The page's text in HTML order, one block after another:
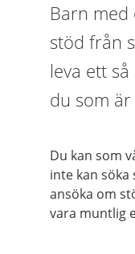
Barn
stöd från
leva ett
du som
Du kan som
inte kan
ansöka om
vara muntlig